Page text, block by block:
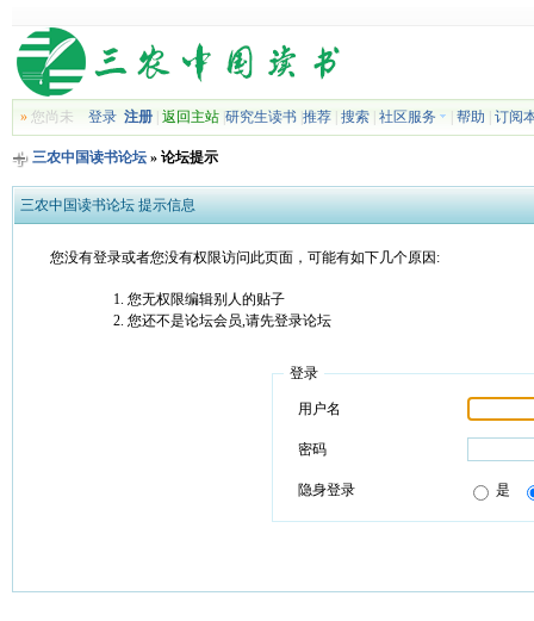
»您尚未 登录 注册| 返回主站| 研究生读书| 推荐| 搜索| 社区服务 帮助 订阅
三农中国读书论坛» 论坛提示
三农中国读书论坛 提示信息
您没有登录或者您没有权限访问此页面，可能有如下几个原因:
您无权限编辑别人的贴子
您还不是论坛会员,请先登录论坛
登录
用户名
密码
隐身登录 是